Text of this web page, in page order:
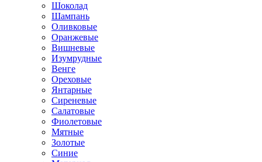
Шоколад
Шампань
Оливковые
Оранжевые
Вишневые
Изумрудные
Венге
Ореховые
Янтарные
Сиреневые
Салатовые
Фиолетовые
Мятные
Золотые
Синие